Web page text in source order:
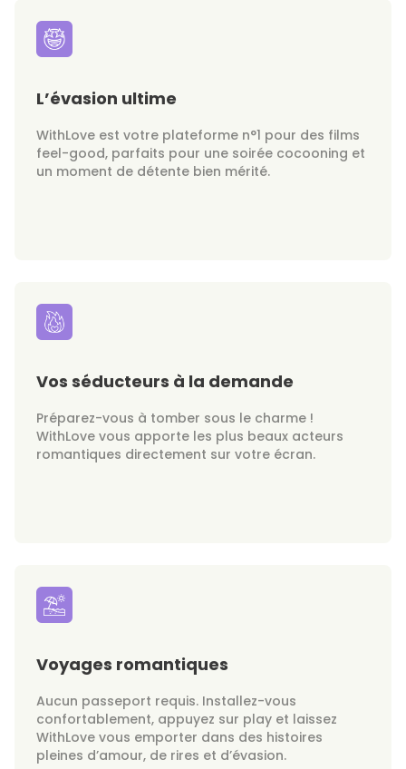
L’évasion ultime
WithLove est votre plateforme n°1 pour des films
feel-good, parfaits pour une soirée cocooning et
un moment de détente bien mérité.
Vos séducteurs à la demande
Préparez-vous à tomber sous le charme !
WithLove vous apporte les plus beaux acteurs
romantiques directement sur votre écran.
Voyages romantiques
Aucun passeport requis. Installez-vous
confortablement, appuyez sur play et laissez
WithLove vous emporter dans des histoires
pleines d’amour, de rires et d’évasion.